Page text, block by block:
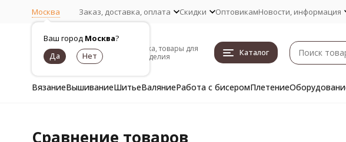
Москва
Ваш город Москва?
Заказ, доставка, оплата Скидки ОптовикамНовости, информация
Пряжа, товары для
рукоделия
Каталог
ВязаниеВышиваниеШитьеВаляниеРабота с бисеромПлетение
Сравнение товаров